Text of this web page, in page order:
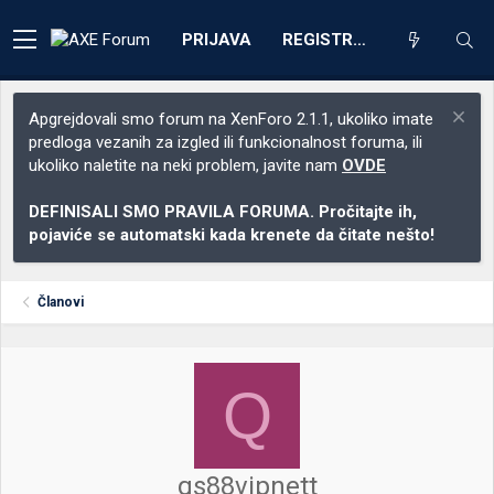
PRIJAVA REGISTRACIJA
Apgrejdovali smo forum na XenForo 2.1.1, ukoliko imate
predloga vezanih za izgled ili funkcionalnost foruma, ili
ukoliko naletite na neki problem, javite nam OVDE
DEFINISALI SMO PRAVILA FORUMA. Pročitajte ih,
pojaviće se automatski kada krenete da čitate nešto!
Članovi
Q
qs88vipnett